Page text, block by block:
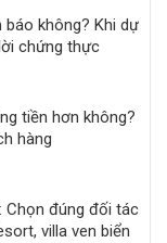
báo không? Khi dự
chứng thực
tiền hơn không?
hàng
Chọn đúng đối tác
villa ven biển